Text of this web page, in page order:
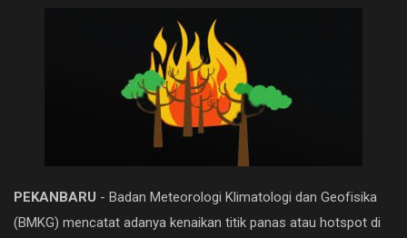
RIAU
Rokan hilir
PEKANBARU - Badan Meteorologi Klimatologi dan Geofisika
(BMKG) mencatat adanya kenaikan titik panas atau hotspot di